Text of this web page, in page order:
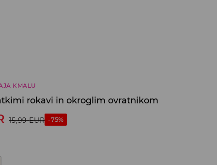
KMALU
rokavi in okroglim ovratnikom
15,99 EUR -75%